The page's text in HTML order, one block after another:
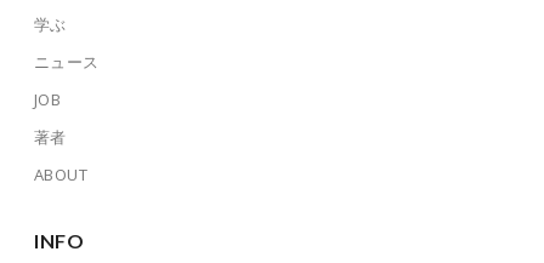
学ぶ
ニュース
JOB
著者
ABOUT
INFO